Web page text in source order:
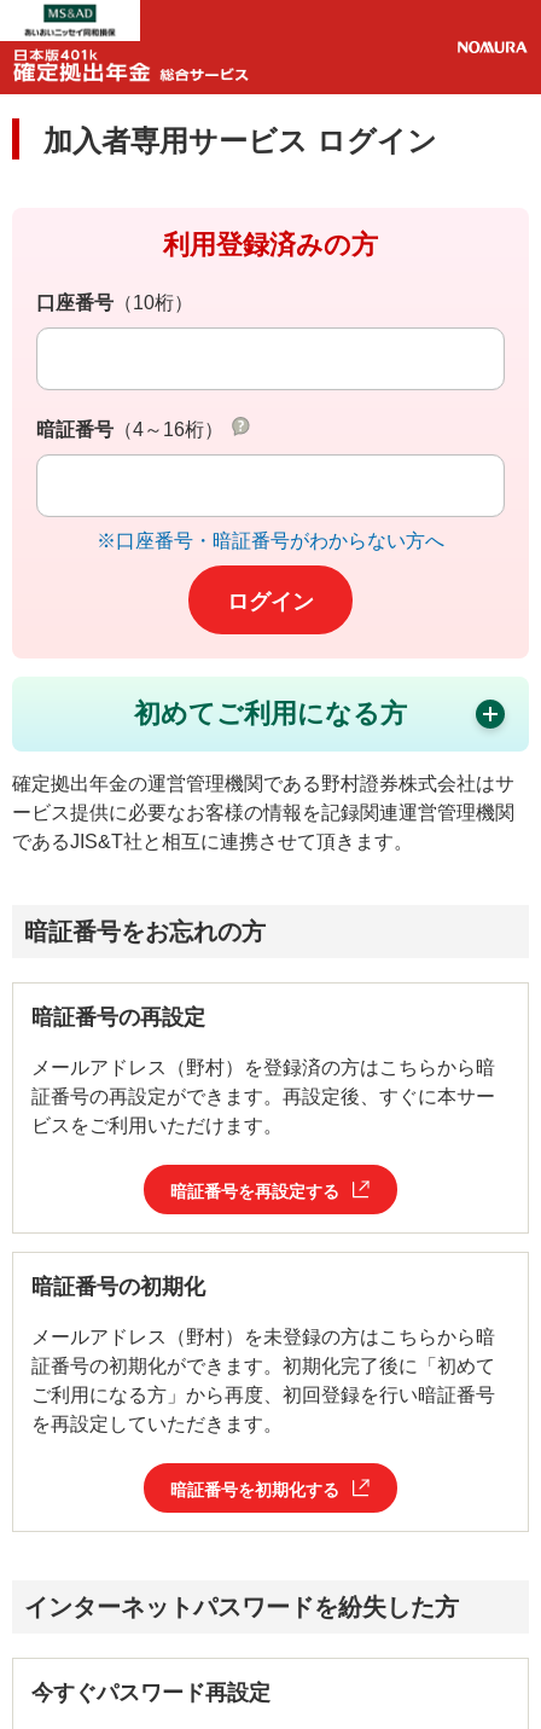
加入者専用サービス ログイン
利用登録済みの方
口座番号 （10桁）
暗証番号 （4～16桁）
※口座番号・暗証番号がわからない方へ
ログイン
初めてご利用になる方
確定拠出年金の運営管理機関である野村證券株式会社はサ
ービス提供に必要なお客様の情報を記録関連運営管理機関
であるJIS&T社と相互に連携させて頂きます。
暗証番号をお忘れの方
暗証番号の再設定
メールアドレス（野村）を登録済の方はこちらから暗
証番号の再設定ができます。再設定後、すぐに本サー
ビスをご利用いただけます。
暗証番号を再設定する
暗証番号の初期化
メールアドレス（野村）を未登録の方はこちらから暗
証番号の初期化ができます。初期化完了後に「初めて
ご利用になる方」から再度、初回登録を行い暗証番号
を再設定していただきます。
暗証番号を初期化する
インターネットパスワードを紛失した方
今すぐパスワード再設定